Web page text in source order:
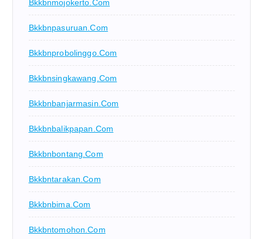
Bkkbnmojokerto.com
Bkkbnpasuruan.com
Bkkbnprobolinggo.com
Bkkbnsingkawang.com
Bkkbnbanjarmasin.com
Bkkbnbalikpapan.com
Bkkbnbontang.com
Bkkbntarakan.com
Bkkbnbima.com
Bkkbntomohon.com